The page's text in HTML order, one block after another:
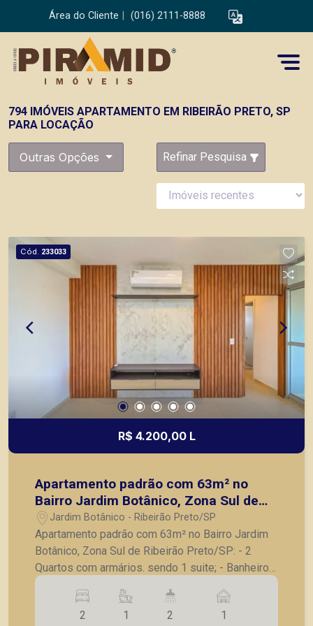
Área do Cliente (016) 2111-8888
794 IMÓVEIS APARTAMENTO EM RIBEIRÃO PRETO, SP
PARA LOCAÇÃO
Outras Opções Refinar Pesquisa
Cód. 233033
R$ 4.200,00 L
Apartamento padrão com 63m² no
Bairro Jardim Botânico, Zona Sul de
Ribeirão Preto/SP:
Jardim Botânico - Ribeirão Preto/SP
Apartamento padrão com 63m² no Bairro Jardim
Botânico, Zona Sul de Ribeirão Preto/SP: - 2
Quartos com armários. sendo 1 suite; - Banheiro
social completo; - Sala para 2 ambientes; -
Varanda gourmet e fechada com vidro; - Cozinha
com armários planejados; - Lavanderia; - 1 Vagas
2 1 2 1